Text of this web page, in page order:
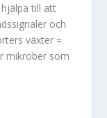
till att
och
växter =
mikrober som